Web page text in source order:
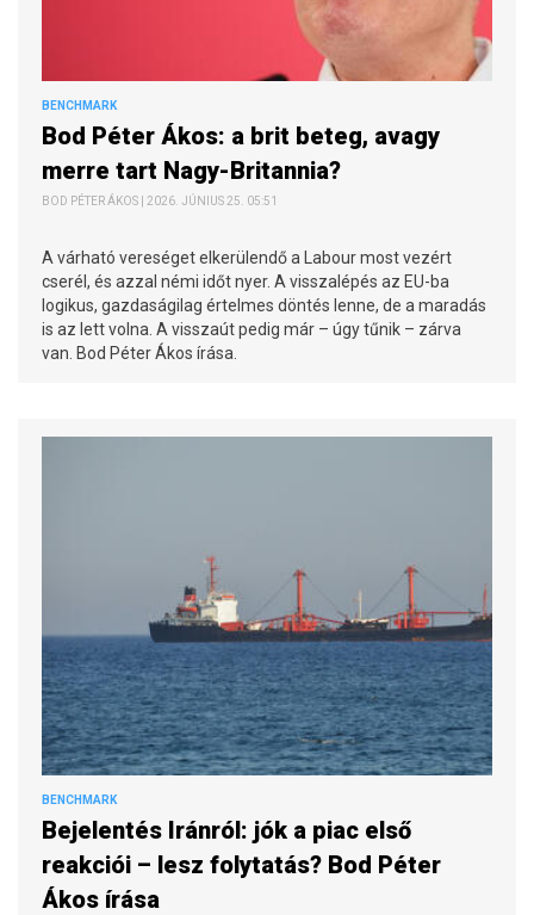
BENCHMARK
Bod Péter Ákos: a brit beteg, avagy
merre tart Nagy-Britannia?
BOD PÉTER ÁKOS | 2026. JÚNIUS 25. 05:51
A várható vereséget elkerülendő a Labour most vezért
cserél, és azzal némi időt nyer. A visszalépés az EU-ba
logikus, gazdaságilag értelmes döntés lenne, de a maradás
is az lett volna. A visszaút pedig már – úgy tűnik – zárva
van. Bod Péter Ákos írása.
BENCHMARK
Bejelentés Iránról: jók a piac első
reakciói – lesz folytatás? Bod Péter
Ákos írása